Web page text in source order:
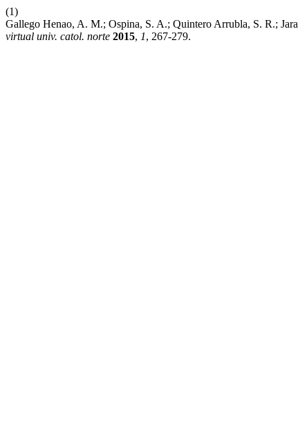
(1)
Gallego Henao, A. M.; Ospina, S. A.; Quintero Arrubla, S. R.;
virtual univ. catol. norte 2015, 1, 267-279.